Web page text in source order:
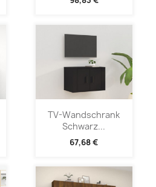
TV-Wandschrank
Schwarz...
67,68 €